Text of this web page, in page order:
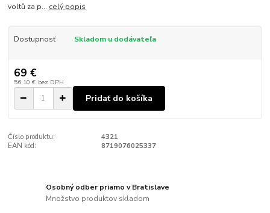
voltů za p... celý popis
Dostupnosť Skladom u dodávateľa
69 €
56,10 € bez DPH
Pridať do košíka
Číslo produktu:
4321
EAN kód:
8719076025337
Osobný odber priamo v Bratislave
Množstvo produktov skladom